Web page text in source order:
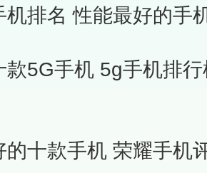
机排名 性能最好的手
款5G手机 5g手机排
的十款手机 荣耀手机